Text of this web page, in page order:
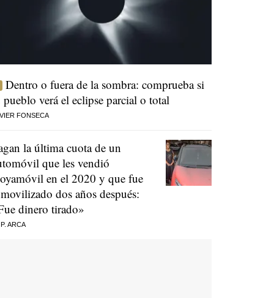
Dentro o fuera de la sombra: comprueba si
pueblo verá el eclipse parcial o total
FONSECA
la última cuota de un
que les vendió
en el 2020 y que fue
dos años después:
dinero tirado»
ARCA